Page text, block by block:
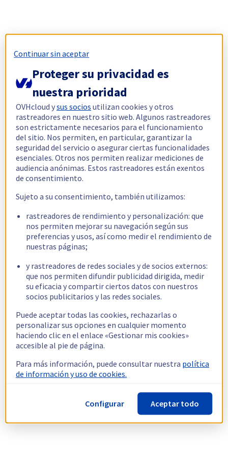
Continuar sin aceptar
Proteger su privacidad es
nuestra prioridad
OVHcloud ysus socios utilizan cookies y otros
rastreadores en nuestro sitio web. Algunos rastreadores
son estrictamente necesarios para el funcionamiento
del sitio. Nos permiten, en particular, garantizar la
seguridad del servicio o asegurar ciertas funcionalidades
esenciales. Otros nos permiten realizar mediciones de
audiencia anónimas. Estos rastreadores están exentos
de consentimiento.
Sujeto a su consentimiento, también utilizamos:
rastreadores de rendimiento y personalización: que
nos permiten mejorar su navegación según sus
preferencias y usos, así como medir el rendimiento de
nuestras páginas;
y rastreadores de redes sociales y de socios externos:
que nos permiten difundir publicidad dirigida, medir
su eficacia y compartir ciertos datos con nuestros
socios publicitarios y las redes sociales.
Puede aceptar todas las cookies, rechazarlas o
personalizar sus opciones en cualquier momento
haciendo clic en el enlace «Gestionar mis cookies»
accesible al pie de página.
Para más información, puede consultar nuestra política
de información y uso de cookies.
Configurar Aceptar todo